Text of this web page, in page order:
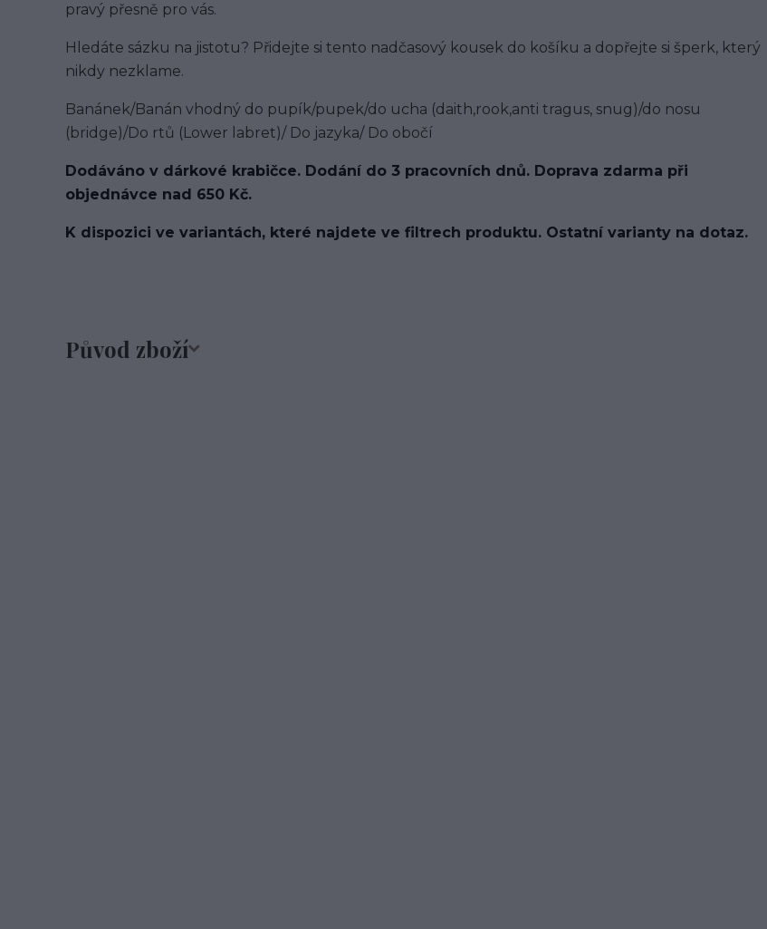
pravý přesně pro vás.
Hledáte sázku na jistotu? Přidejte si tento nadčasový kousek do košíku a dopřejte si šperk, který
nikdy nezklame.
Banánek/Banán vhodný do pupík/pupek/do ucha (daith,rook,anti tragus, snug)/do nosu
(bridge)/Do rtů (Lower labret)/ Do jazyka/ Do obočí
Dodáváno v dárkové krabičce. Dodání do 3 pracovních dnů. Doprava zdarma při
objednávce nad 650 Kč.
K dispozici ve variantách, které najdete ve filtrech produktu. Ostatní varianty na dotaz.
Původ zboží